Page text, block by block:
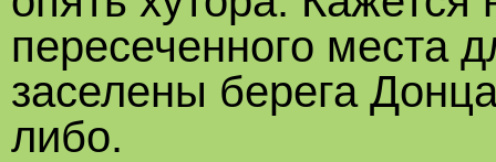
пересеченного места
заселены берега
либо.